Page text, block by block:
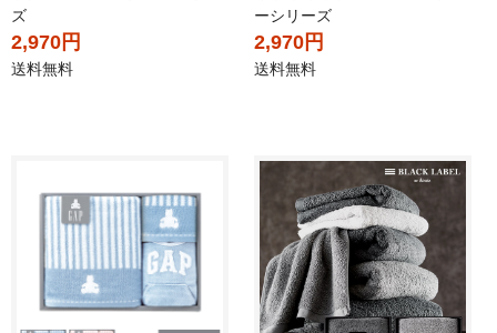
ズ
2,970円
送料無料
ーシリーズ
2,970円
送料無料